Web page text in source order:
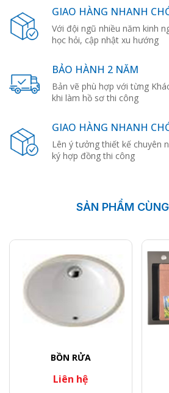
GIAO HÀNG NHANH
Với đội ngũ nhiều năm kinh
học hỏi, cập nhật xu hướng
BẢO HÀNH 2 NĂM
Bản vẽ phù hợp với từng
khi làm hồ sơ thi công
GIAO HÀNG NHANH
Lên ý tưởng thiết kế chuyên
ký hợp đồng thi công
SẢN PHẨM
BỒN RỬA
Liên hệ